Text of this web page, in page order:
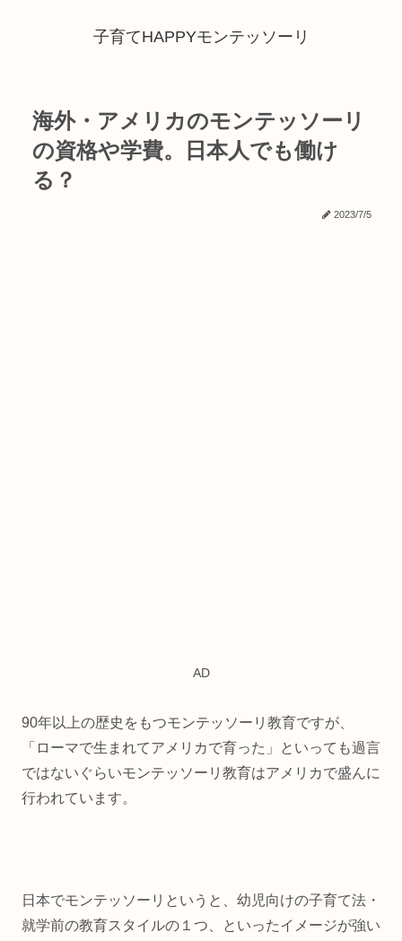
子育てHAPPYモンテッソーリ
海外・アメリカのモンテッソーリ
の資格や学費。日本人でも働け
る？
2023/7/5
AD
90年以上の歴史をもつモンテッソーリ教育ですが、
「ローマで生まれてアメリカで育った」といっても過言
ではないぐらいモンテッソーリ教育はアメリカで盛んに
行われています。
日本でモンテッソーリというと、幼児向けの子育て法・
就学前の教育スタイルの１つ、といったイメージが強い